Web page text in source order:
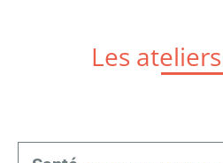
Les